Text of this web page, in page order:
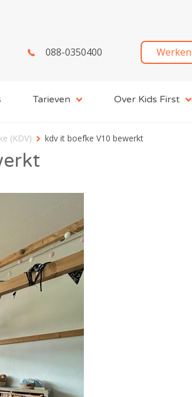
088-0350400
Tarieven Over Kids First
(KDV) kdv it boefke V10 bewerkt